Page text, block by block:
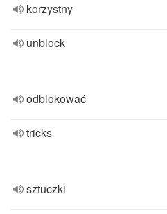
korzystny
unblock
odblokować
tricks
sztuczki